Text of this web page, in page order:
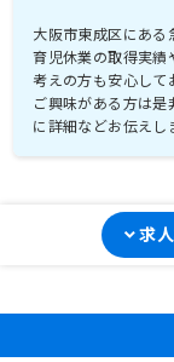
大阪市東成区にある
育児休業の取得実績
考えの方も安心して
ご興味がある方は
求